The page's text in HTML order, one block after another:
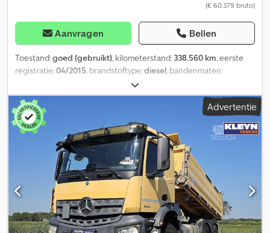
(€ 60.379 bruto)
Aanvragen Bellen
Toestand:goed (gebruikt), kilometerstand: 338.560 km, eerste
registratie:04/2015, brandstoftype:diesel, bandenmaten:
6x4, wielbasis:
diesel, remmen:retarder, kleur:geel, bestuurderscabine:
dagcabine
, aantal
versnellingen:
, emissieklasse:Euro 6
, totale
lengte:
7.820 mm, totale breedte:2.550 mm, totale hoogte:3.380
, laadruimte lengte:4.890 mm, laadruimtebreedte:
laadruimtehoogte:900 mm , Bouwjaar: 2015 , Uitrusting:
Bluetooth, aanhangwagenkoppeling, airconditioning, centrale
vergrendeling, cruise control, elektrisch verstelbare spiegel,
elektrische raamverstelling, retarder, standkachel,
stoelverwarming, tractieregeling, = Aanvullende opties en
accessoires = - Digitale tachograaf - Extra remsysteem - Fixed -
Advertentie